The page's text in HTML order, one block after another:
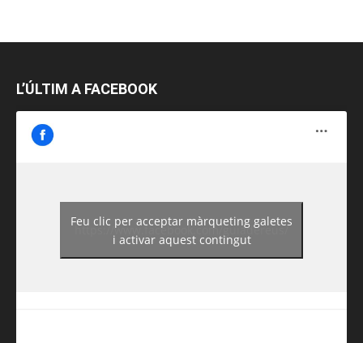
L’ÚLTIM A FACEBOOK
https://www.facebook.com/guiadereus/
Feu clic per acceptar màrqueting galetes
i activar aquest contingut